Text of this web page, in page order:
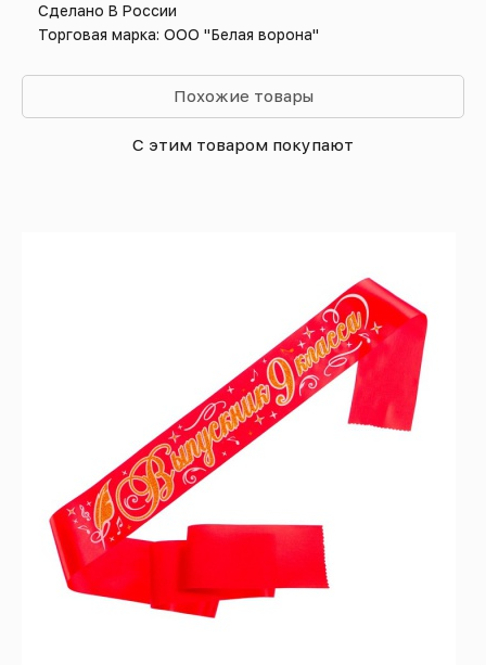
Сделано В России
Торговая марка: ООО "Белая ворона"
Похожие товары
С этим товаром покупают